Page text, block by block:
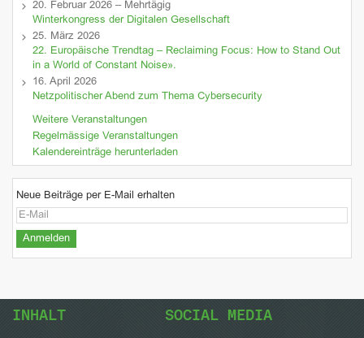
20. Februar 2026 – Mehrtägig
Winterkongress der Digitalen Gesellschaft
25. März 2026
22. Europäische Trendtag – Reclaiming Focus: How to Stand Out
in a World of Constant Noise».
16. April 2026
Netzpolitischer Abend zum Thema Cybersecurity
Weitere Veranstaltungen
Regelmässige Veranstaltungen
Kalendereinträge herunterladen
Neue Beiträge per E-Mail erhalten
INHALT SOCIAL MEDIA